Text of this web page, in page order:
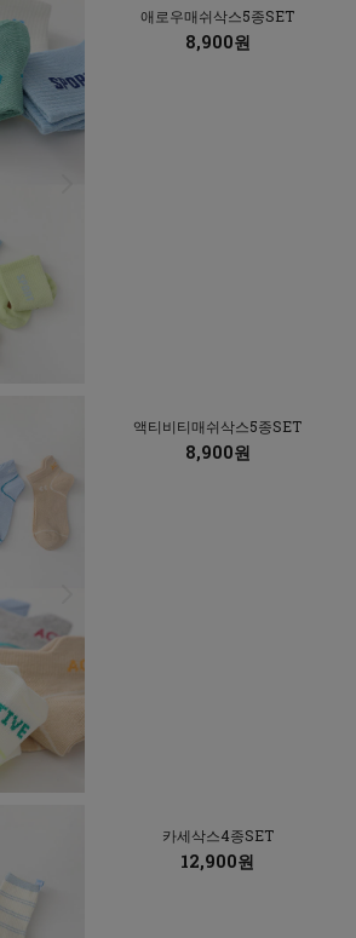
애로우매쉬삭스5종SET
8,900원
액티비티매쉬삭스5종SET
8,900원
카세삭스4종SET
12,900원